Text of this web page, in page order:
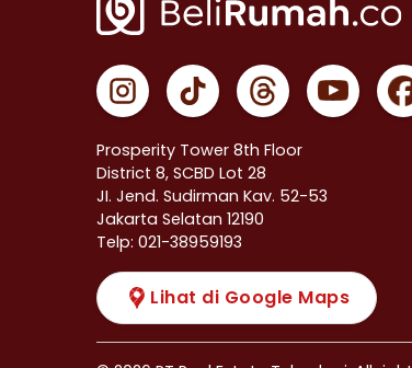
Prosperity Tower 8th Floor
District 8, SCBD Lot 28
JI. Jend. Sudirman Kav. 52-53
Jakarta Selatan 12190
Telp: 021-38959193
Lihat di Google Maps